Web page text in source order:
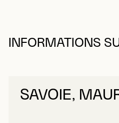
INFORMATIONS
SAVOIE,